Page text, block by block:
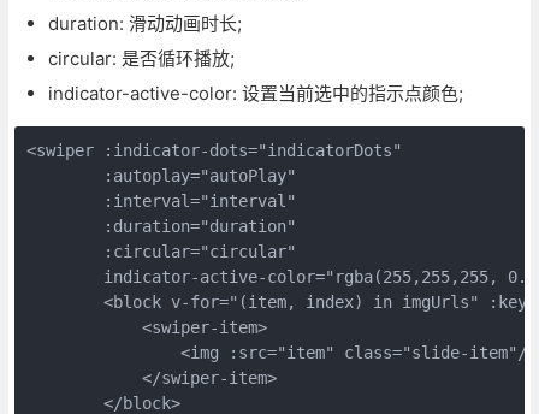
duration: 滑动动画时长;
circular: 是否循环播放;
indicator-active-color: 设置当前选中的指示点颜色;
<swiper :indicator-dots="indicatorDots"
        :autoplay="autoPlay"
        :interval="interval"
        :duration="duration"
        :circular="circular"
indicator-active-color="rgba(255,255,255,
<block v-for="(item, index) in imgUrls"
            <swiper-item>
                <img :src="item" class="slide-item"/>
            </swiper-item>
        </block>